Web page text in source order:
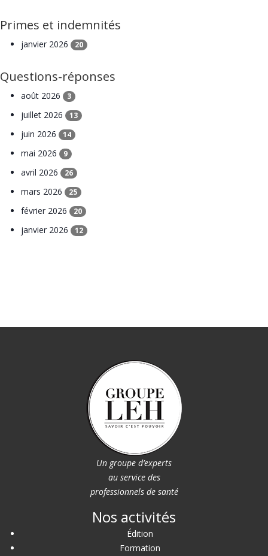
Primes et indemnités
janvier 2026 20
Questions-réponses
août 2026 3
juillet 2026 13
juin 2026 14
mai 2026 9
avril 2026 26
mars 2026 25
février 2026 20
janvier 2026 12
Un groupe d’experts
au service des
professionnels de santé
Nos activités
Édition
Formation